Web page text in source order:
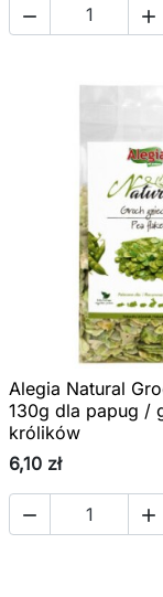
 
 Szybki
Alegia Natural
130g dla papug /
królików
6,10 zł
 